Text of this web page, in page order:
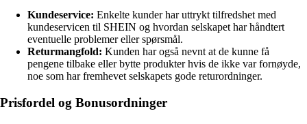
Kundeservice: Enkelte kunder har uttrykt tilfredshet med
kundeservicen til SHEIN og hvordan selskapet har håndtert
eventuelle problemer eller spørsmål.
Returmangfold: Kunden har også nevnt at de kunne få
pengene tilbake eller bytte produkter hvis de ikke var fornøyde,
noe som har fremhevet selskapets gode returordninger.
Prisfordel og Bonusordninger